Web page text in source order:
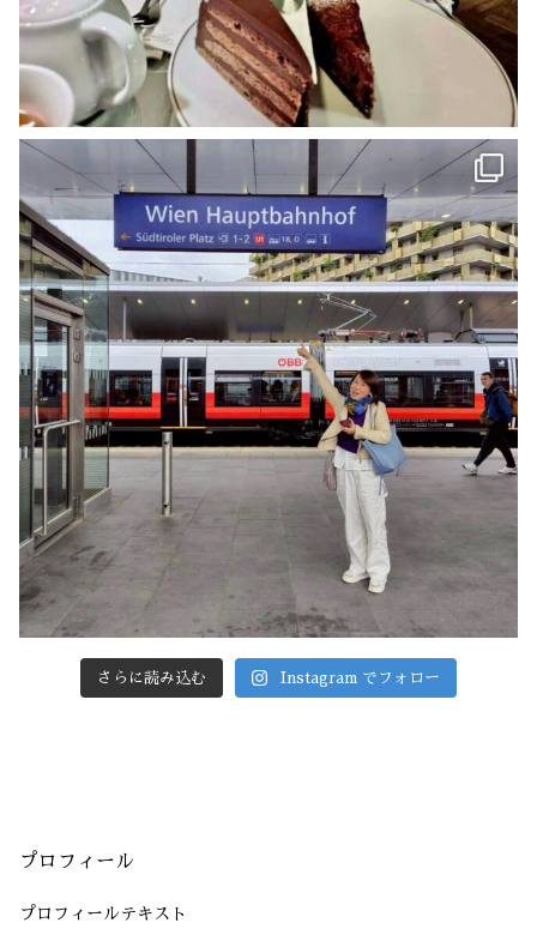
さらに読み込む Instagram でフォロー
プロフィール
プロフィールテキスト